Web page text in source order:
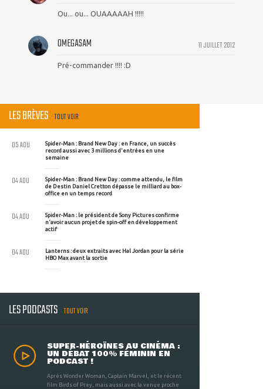
Ou... ou... OUAAAAAH !!!!!
11 JUILLET 2012
OMEGASAM
Pré-commander !!!! :D
LES BRÈVES TOUT VOIR
Spider-Man : Brand New Day : en France, un succès
record aussi avec 3 millions d'entrées en une
semaine
05 AOU
Spider-Man : Brand New Day : comme attendu, le film
de Destin Daniel Cretton dépasse le milliard au box-
office en un temps record
04 AOU
Spider-Man : le président de Sony Pictures confirme
n'avoir aucun projet de spin-off en développement
actif
04 AOU
Lanterns : deux extraits avec Hal Jordan pour la série
HBO Max avant la sortie
04 AOU
LES PODCASTS TOUT VOIR
SUPER-HÉROÏNES AU CINÉMA :
UN DÉBAT 100% FÉMININ EN
PODCAST !
Après Wonder Woman, Captain Marvel, et le récent
film Birds of Prey, mais aussi avec la venue proche